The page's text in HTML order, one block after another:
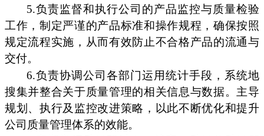
5.负责监督和执行公司的产品监控与质量检验
工作，制定严谨的产品标准和操作规程，确保按照
规定流程实施，从而有效防止不合格产品的流通与
交付。
6.负责协调公司各部门运用统计手段，系统地
搜集并整合关于质量管理的相关信息与数据。主导
规划、执行及监控改进策略，以此不断优化和提升
公司质量管理体系的效能。